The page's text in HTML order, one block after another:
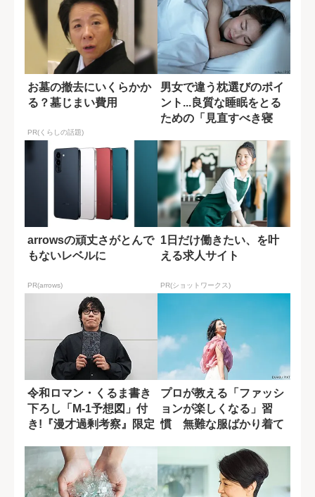
お墓の撤去にいくらかか
る？墓じまい費用
PR(くらしの話題)
男女で違う枕選びのポイ
ント...良質な睡眠をとる
ための「見直すべき寝
arrowsの頑丈さがとんで
もないレベルに
PR(arrows)
1日だけ働きたい、を叶
える求人サイト
PR(ショットワークス)
令和ロマン・くるま書き
下ろし「M-1予想図」付
き!『漫才過剰考察』限定
プロが教える「ファッシ
ョンが楽しくなる」習
慣 無難な服ばかり着て